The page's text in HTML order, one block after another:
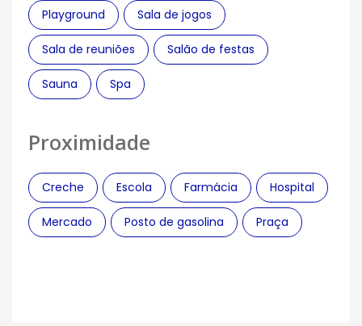
Playground Sala de jogos
Sala de reuniões Salão de festas
Sauna Spa
Proximidade
Creche Escola Farmácia Hospital
Mercado Posto de gasolina Praça